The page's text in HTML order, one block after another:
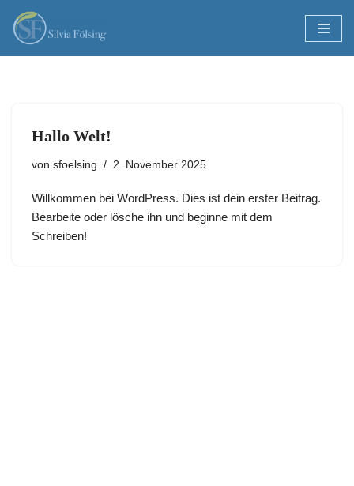
Zum
Hallo Welt!
von sfoelsing 2. November 2025
Willkommen bei WordPress. Dies ist dein erster Beitrag.
Bearbeite oder lösche ihn und beginne mit dem
Schreiben!